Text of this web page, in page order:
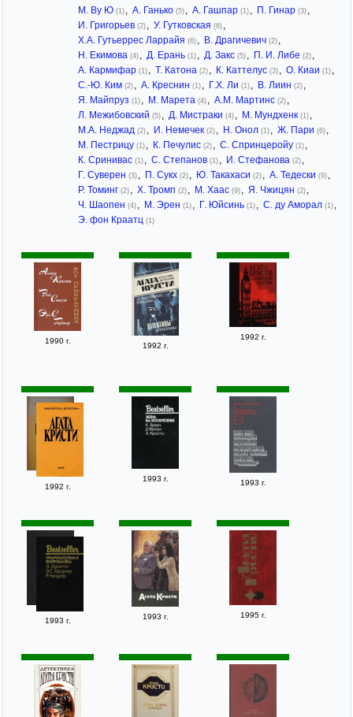
М. Ву Ю (1) А. Ганько (5) А. Гашпар (1) П. Гинар (3)
И. Григорьев (2) У. Гутковская (6)
Х.А. Гутьеррес Ларрайя (6) В. Драгичевич (2)
Н. Екимова (4) Д. Ерань (1) Д. Закс (5) П. И. Либе (2)
А. Кармифар (1) Т. Катона (2) К. Каттелус (3) О. Киаи (1)
С.-Ю. Ким (2) А. Креснин (1) Г.Х. Ли (1) В. Лиин (2)
Я. Майпруз (1) М. Марета (4) А.М. Мартинс (2)
Л. Межибовский (5) Д. Мистраки (4) М. Мундхенк (1)
М.А. Неджад (2) И. Немечек (2) Н. Онол (1) Ж. Пари (6)
М. Пестрицу (1) К. Печулис (2) С. Спринцеройу (1)
К. Сринивас (1) С. Степанов (1) И. Стефанова (2)
Г. Суверен (3) П. Сукх (2) Ю. Такахаси (2) А. Тедески (9)
Р. Томинг (2) Х. Тромп (2) М. Хаас (9) Я. Чжицян (2)
Ч. Шаопен (4) М. Эрен (1) Г. Юйсинь (1) С. ду Аморал (1)
Э. фон Краатц (1)
1990 г.
1992 г.
1992 г.
1992 г.
1993 г. 1993 г.
1993 г. 1993 г. 1995 г.